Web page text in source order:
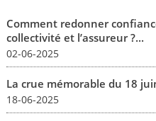
Comment redonner
collectivité et l’assureur ?...
02-06-2025
La crue mémorable du 18
18-06-2025